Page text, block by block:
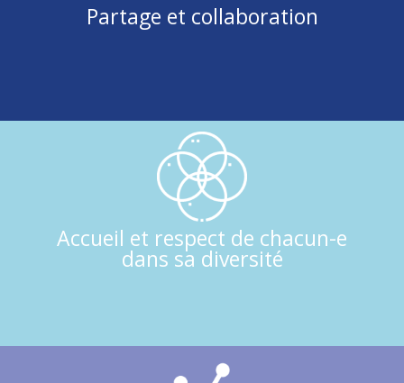
Partage et collaboration
Accueil et respect de chacun-e
dans sa diversité